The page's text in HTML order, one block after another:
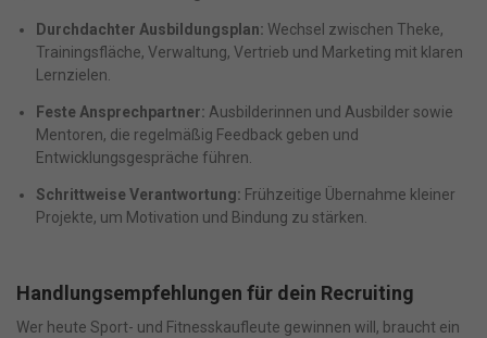
Durchdachter Ausbildungsplan: Wechsel zwischen Theke,
Trainingsfläche, Verwaltung, Vertrieb und Marketing mit klaren
Lernzielen.
Feste Ansprechpartner: Ausbilderinnen und Ausbilder sowie
Mentoren, die regelmäßig Feedback geben und
Entwicklungsgespräche führen.
Schrittweise Verantwortung: Frühzeitige Übernahme kleiner
Projekte, um Motivation und Bindung zu stärken.
Handlungsempfehlungen für dein Recruiting
Wer heute Sport- und Fitnesskaufleute gewinnen will, braucht ein